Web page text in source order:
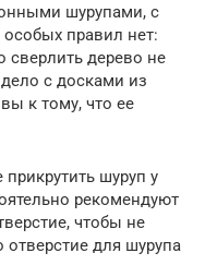
шурупами, с
правил нет:
сверлить дерево не
с досками из
к тому, что ее
шуруп у
рекомендуют
чтобы не
отверстие для шурупа